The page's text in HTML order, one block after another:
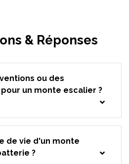
& Réponses
ou des
un monte escalier ?
de vie d'un monte
?